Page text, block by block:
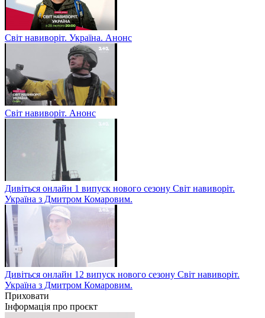
Світ навиворіт. Україна. Анонс
Світ навиворіт. Анонс
Дивіться онлайн 1 випуск нового сезону Світ навиворіт.
Україна з Дмитром Комаровим.
Дивіться онлайн 12 випуск нового сезону Світ навиворіт.
Україна з Дмитром Комаровим.
Приховати
Інформація про проєкт